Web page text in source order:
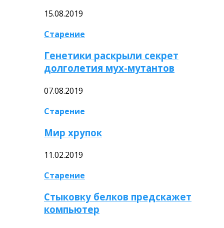
15.08.2019
Старение
Генетики раскрыли секрет
долголетия мух-мутантов
07.08.2019
Старение
Мир хрупок
11.02.2019
Старение
Стыковку белков предскажет
компьютер